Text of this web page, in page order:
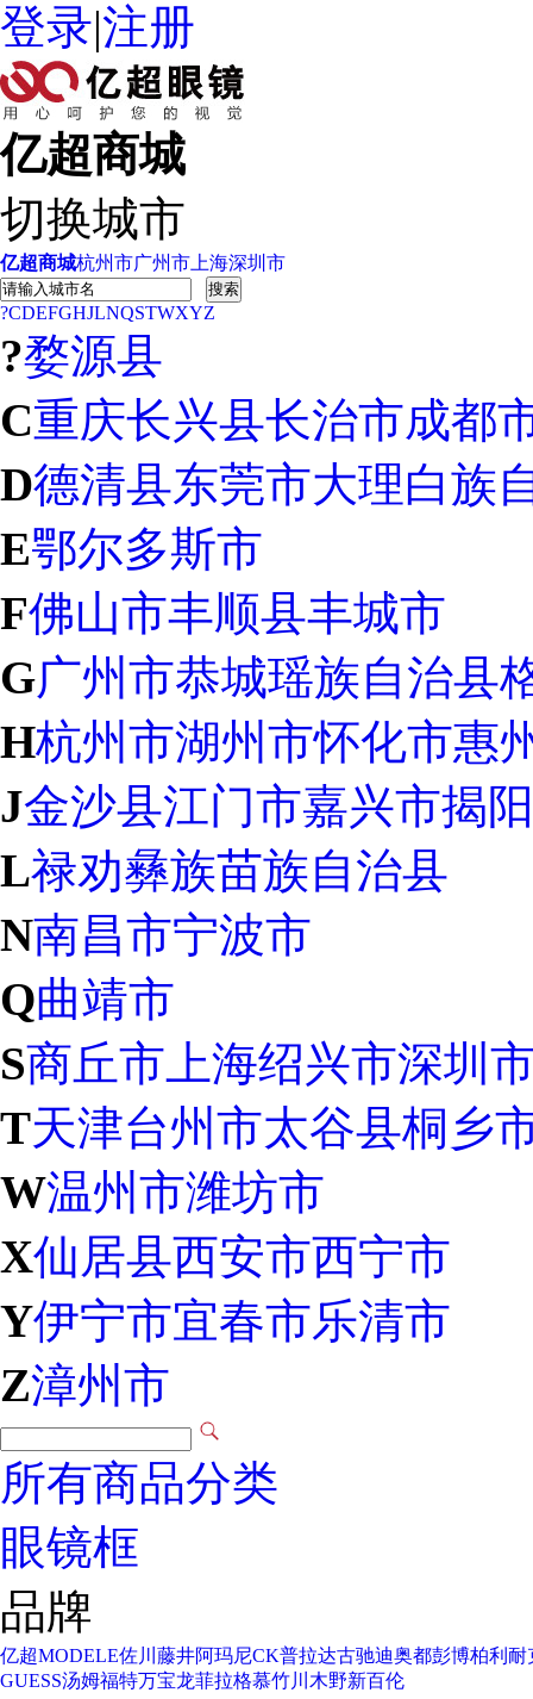
登录|注册
亿超商城
切换城市
亿超商城杭州市广州市 上海深圳市
搜索
?CDEFGHJLNQSTWXYZ
?婺源县
C重庆长兴县长治市成都
D德清县东莞市大理白族
E鄂尔多斯市
F佛山市丰顺县丰城市
G广州市恭城瑶族自治县
H杭州市湖州市怀化市惠
J金沙县江门市嘉兴市揭
L禄劝彝族苗族自治县
N南昌市宁波市
Q曲靖市
S商丘市 上海绍兴市深圳
T天津台州市太谷县桐乡
W温州市潍坊市
X仙居县西安市西宁市
Y伊宁市宜春市乐清市
Z漳州市
所有商品分类
眼镜框
品牌
亿超MODELE佐川藤井阿玛尼CK普拉达古驰迪奥都彭博柏利 耐
GUESS汤姆福特万宝龙菲拉格慕竹川木野新百伦